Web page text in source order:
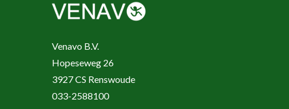
Venavo B.V.
Hopeseweg 26
3927 CS Renswoude
033-2588100